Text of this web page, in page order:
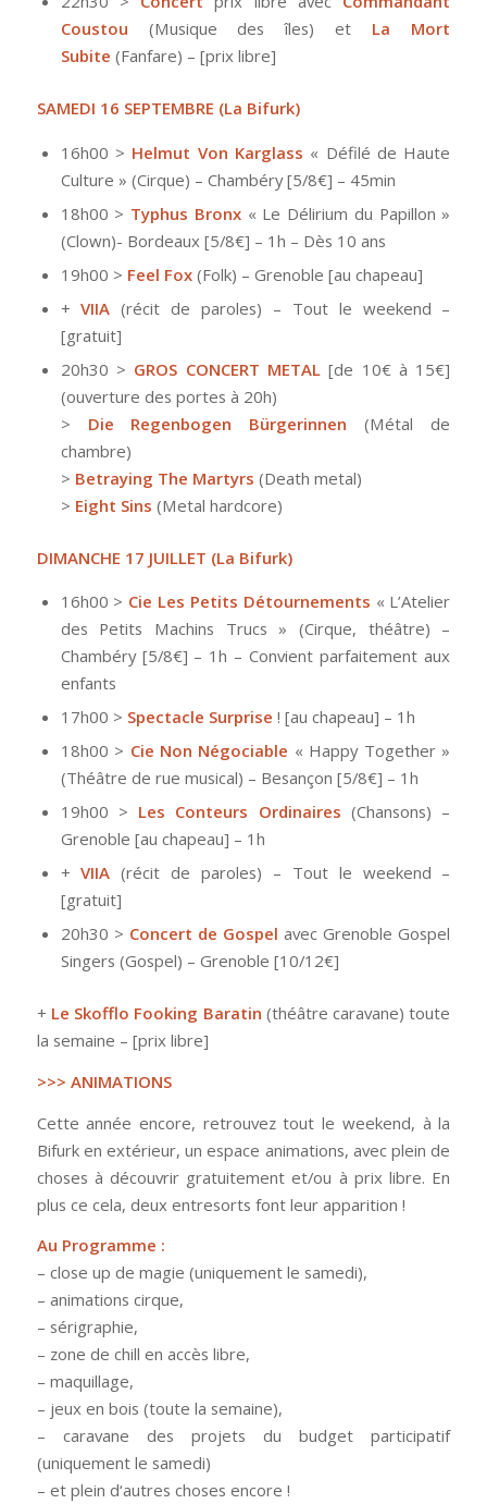
Coustou (Musique des îles) et La Mort
Subite (Fanfare) – [prix libre]
SAMEDI 16 SEPTEMBRE (La Bifurk)
16h00 > Helmut Von Karglass « Défilé de Haute
Culture » (Cirque) – Chambéry [5/8€] – 45min
18h00 > Typhus Bronx« Le Délirium du Papillon »
(Clown)- Bordeaux [5/8€] – 1h – Dès 10 ans
19h00 > Feel Fox(Folk) – Grenoble [au chapeau]
+VIIA (récit de paroles) – Tout le weekend –
[gratuit]
20h30 > GROS CONCERT METAL[de 10€ à 15€]
(ouverture des portes à 20h)
> Die Regenbogen Bürgerinnen (Métal de
chambre)
> Betraying The Martyrs (Death metal)
> Eight Sins (Metal hardcore)
DIMANCHE 17 JUILLET (La Bifurk)
16h00 > Cie Les Petits Détournements « L’Atelier
des Petits Machins Trucs » (Cirque, théâtre) –
Chambéry [5/8€] – 1h – Convient parfaitement aux
enfants
17h00 > Spectacle Surprise ! [au chapeau] – 1h
18h00 > Cie Non Négociable « Happy Together »
(Théâtre de rue musical) – Besançon [5/8€] – 1h
19h00 > Les Conteurs Ordinaires (Chansons) –
Grenoble [au chapeau] – 1h
+VIIA (récit de paroles) – Tout le weekend –
[gratuit]
20h30 > Concert de Gospel avec Grenoble Gospel
Singers (Gospel) – Grenoble [10/12€]
+ Le Skofflo Fooking Baratin (théâtre caravane) toute
la semaine – [prix libre]
>>> ANIMATIONS
Cette année encore, retrouvez tout le weekend, à la
Bifurk en extérieur, un espace animations, avec plein de
choses à découvrir gratuitement et/ou à prix libre. En
plus ce cela, deux entresorts font leur apparition !
Au Programme :
– close up de magie (uniquement le samedi),
– animations cirque,
– sérigraphie,
– zone de chill en accès libre,
– maquillage,
– jeux en bois (toute la semaine),
– caravane des projets du budget participatif
(uniquement le samedi)
– et plein d‘autres choses encore !